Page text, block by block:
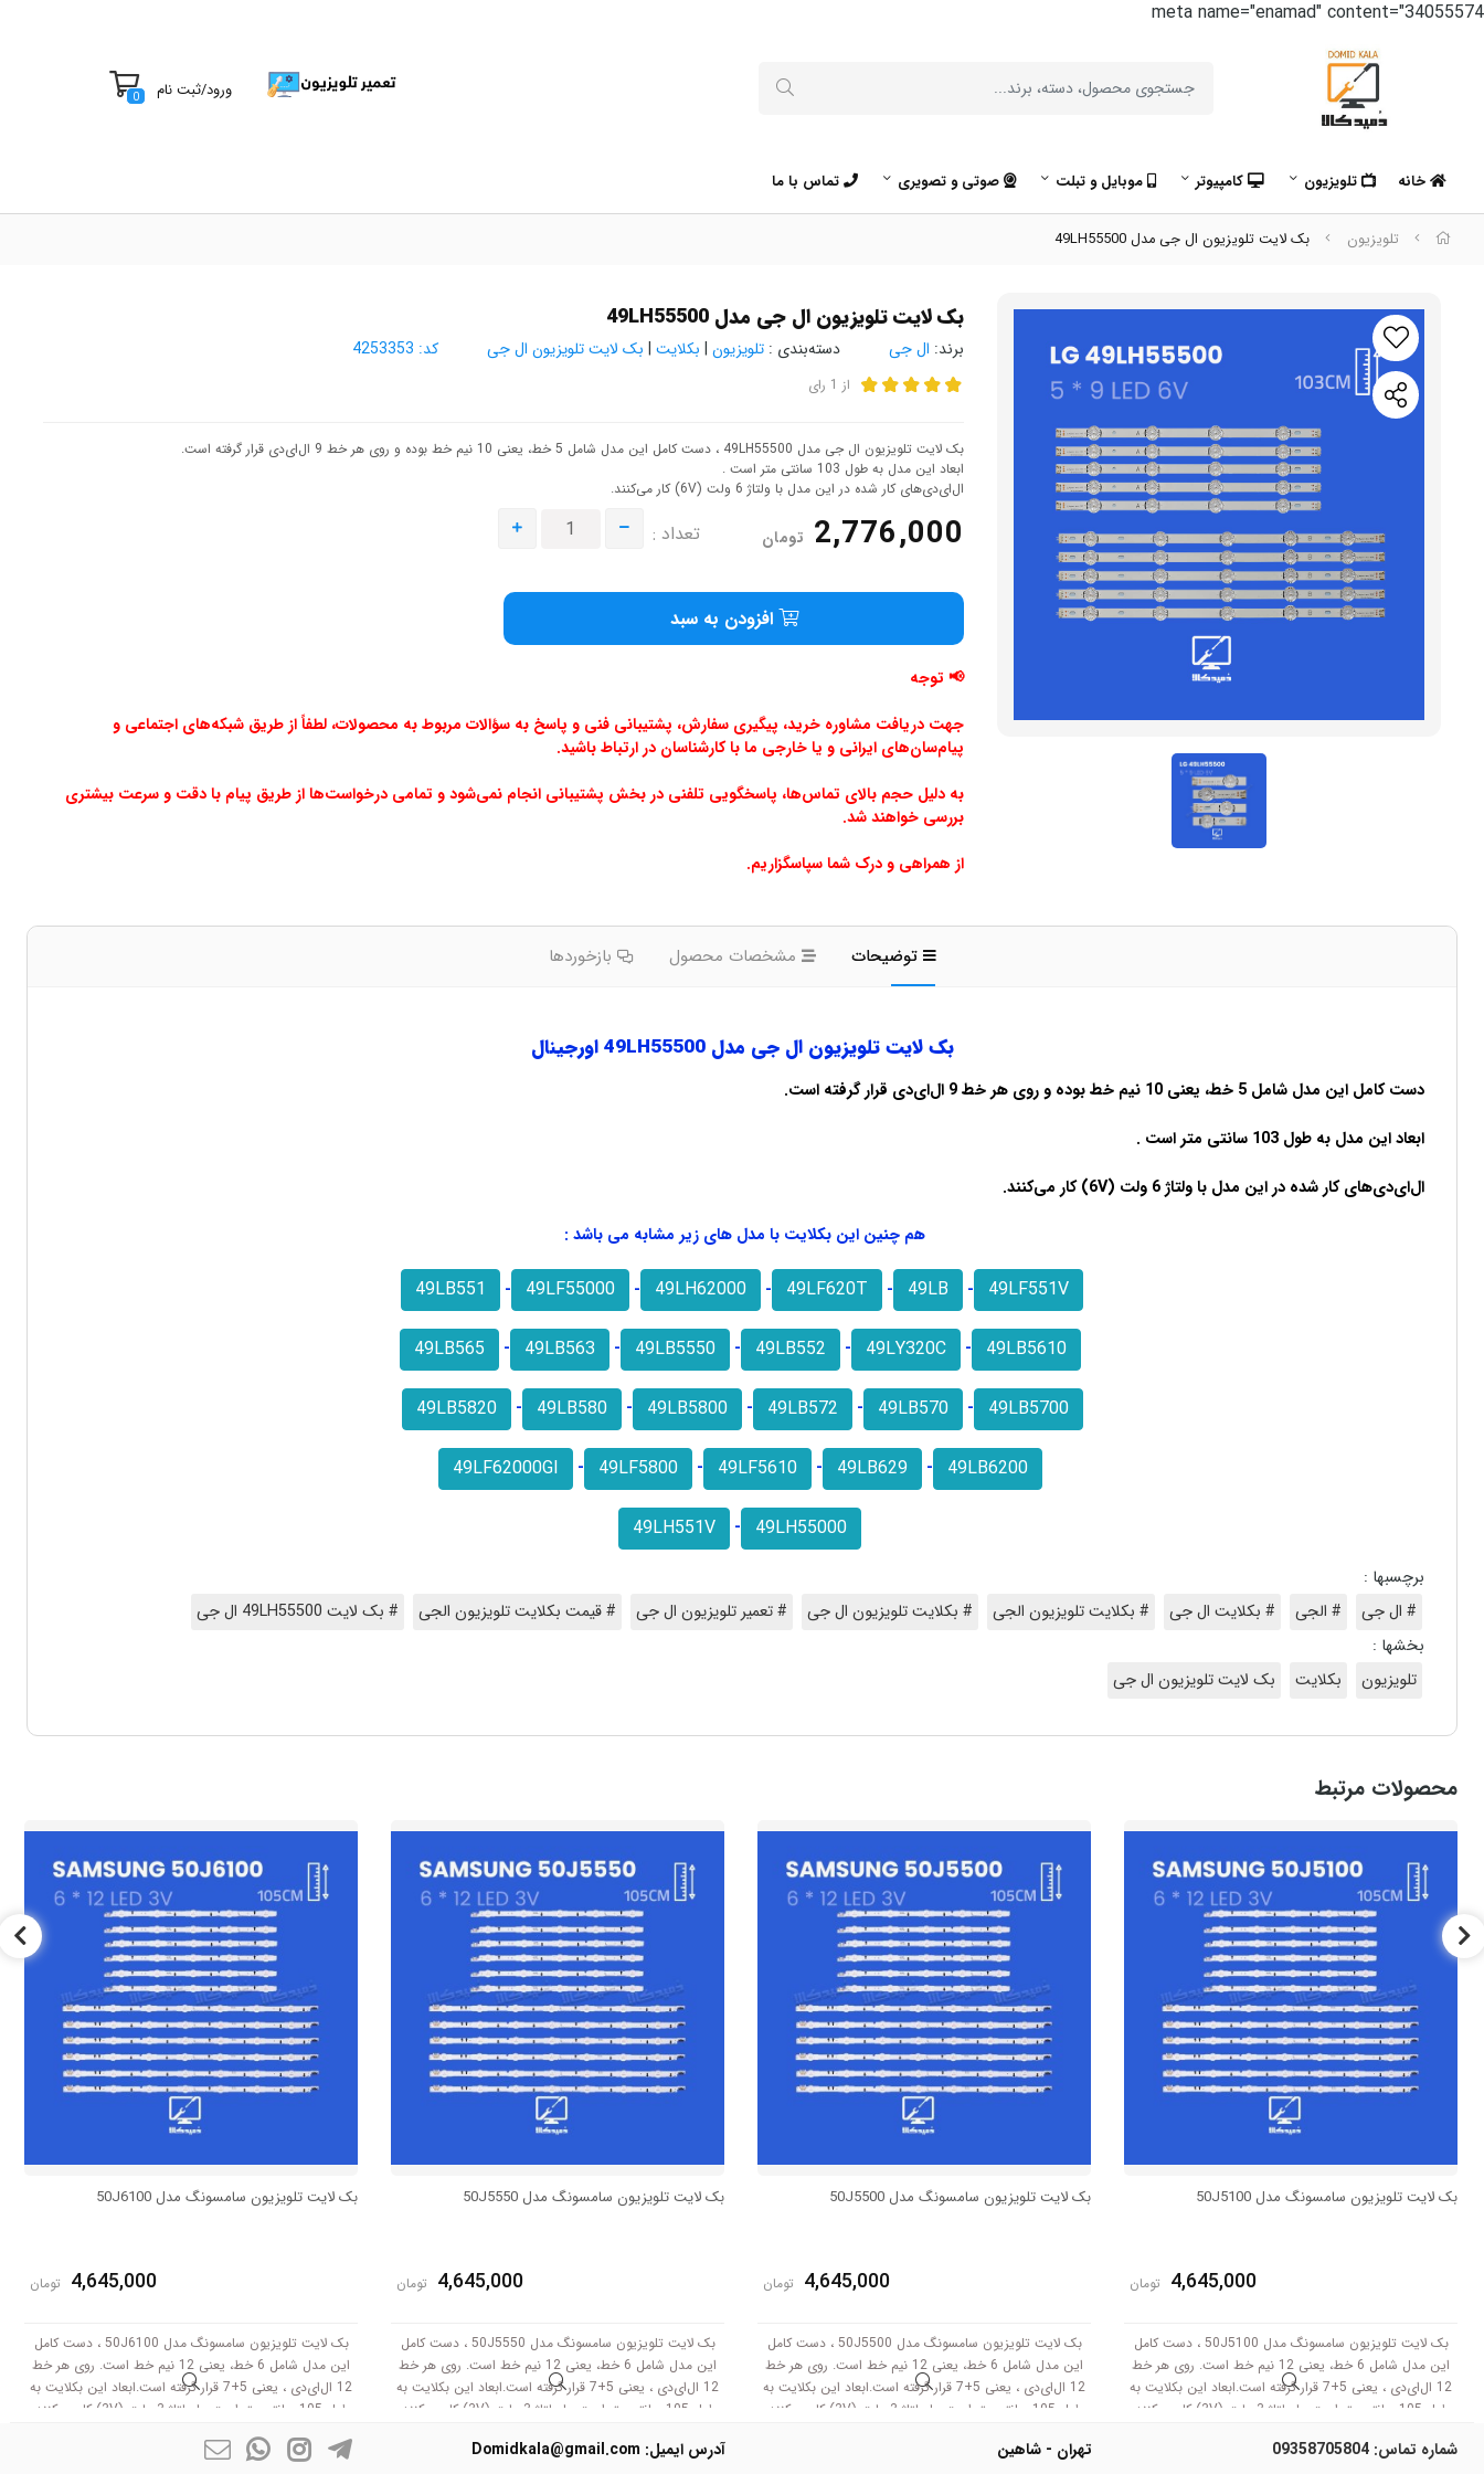
meta name="enamad" content="34055574
ورود/ثبت نام 0
خانه تلویزیون کامپیوتر موبایل و تبلت صوتی و تصویری تماس با ما
تلویزیون بک لایت تلویزیون ال جی مدل 49LH55500
بک لایت تلویزیون ال جی مدل 49LH55500
برند: ال‌ جی دسته‌بندی : تلویزیون | بکلایت | بک لایت تلویزیون ال جی کد:
از 1 رای
بک لایت تلویزیون ال جی مدل 49LH55500 ، دست کامل این مدل شامل 5 خط، یعنی 10 نیم خط بوده و روی هر خط 9 ال‌ای‌دی قرار گرفته است.
ابعاد این مدل به طول 103 سانتی متر است .
ال‌ای‌دی‌های کار شده در این مدل با ولتاژ 6 ولت (6V) کار می‌کنند.
2,776,000 تومان تعداد :
افزودن به سبد
📢 توجه
جهت دریافت مشاوره خرید، پیگیری سفارش، پشتیبانی فنی و پاسخ به سؤالات مربوط به محصولات، لطفاً از طریق شبکه‌های اجتماعی و
پیام‌سان‌های ایرانی و یا خارجی ما با کارشناسان در ارتباط باشید.
به دلیل حجم بالای تماس‌ها، پاسخگویی تلفنی در بخش پشتیبانی انجام نمی‌شود و تمامی درخواست‌ها از طریق پیام با دقت و سرعت بیشتری
بررسی خواهند شد.
از همراهی و درک شما سپاسگزاریم.
توضیحات مشخصات محصول بازخوردها
بک لایت تلویزیون ال جی مدل 49LH55500 اورجینال
دست کامل این مدل شامل 5 خط، یعنی 10 نیم خط بوده و روی هر خط 9 ال‌ای‌دی قرار گرفته است.
ابعاد این مدل به طول 103 سانتی متر است .
ال‌ای‌دی‌های کار شده در این مدل با ولتاژ 6 ولت (6V) کار می‌کنند.
هم چنین این بکلایت با مدل های زیر مشابه می باشد :
49LF551V
-
49LB
-
49LF620T
-
49LH62000
-
49LF55000
-
49LB551
49LB5610
-
49LY320C
-
49LB552
-
49LB5550
-
49LB563
-
49LB565
49LB5700
-
49LB570
-
49LB572
-
49LB5800
-
49LB580
-
49LB5820
49LB6200
-
49LB629
-
49LF5610
-
49LF5800
-
49LF62000GI
49LH55000
-
49LH551V
برچسبها :
# ال جی
# الجی # بکلایت ال جی # بکلایت تلویزیون الجی # بکلایت تلویزیون ال جی # تعمیر تلویزیون ال جی # قیمت بکلایت تلویزیون الجی
# بک لایت 49LH55500 ال جی
بخشها :
تلویزیون
بکلایت بک لایت تلویزیون ال جی
محصولات مرتبط
بک لایت تلویزیون سامسونگ مدل 50J5100
4,645,000 تومان
بک لایت تلویزیون سامسونگ مدل 50J5100 ، دست کامل
این مدل شامل 6 خط، یعنی 12 نیم خط است. روی هر خط
12 ال‌ای‌دی ، یعنی 5+7 قرار گرفته است.ابعاد این بکلایت به
طول 105 سانتی متر است .با ولتاژ 3 ولت (3V) کار می‌کنند.
بک لایت تلویزیون سامسونگ مدل 50J5500
4,645,000 تومان
بک لایت تلویزیون سامسونگ مدل 50J5500 ، دست کامل
این مدل شامل 6 خط، یعنی 12 نیم خط است. روی هر خط
12 ال‌ای‌دی ، یعنی 5+7 قرار گرفته است.ابعاد این بکلایت به
طول 105 سانتی متر است .با ولتاژ 3 ولت (3V) کار می‌کنند.
بک لایت تلویزیون سامسونگ مدل 50J5550
4,645,000 تومان
بک لایت تلویزیون سامسونگ مدل 50J5550 ، دست کامل
این مدل شامل 6 خط، یعنی 12 نیم خط است. روی هر خط
12 ال‌ای‌دی ، یعنی 5+7 قرار گرفته است.ابعاد این بکلایت به
طول 105 سانتی متر است .با ولتاژ 3 ولت (3V) کار می‌کنند.
بک لایت تلویزیون سامسونگ مدل 50J6100
4,645,000 تومان
بک لایت تلویزیون سامسونگ مدل 50J6100 ، دست کامل
این مدل شامل 6 خط، یعنی 12 نیم خط است. روی هر خط
12 ال‌ای‌دی ، یعنی 5+7 قرار گرفته است.ابعاد این بکلایت به
طول 105 سانتی متر است .با ولتاژ 3 ولت (3V) کار می‌کنند.
شماره تماس: 09358705804 تهران - شاهین آدرس ایمیل: Domidkala@gmail.com